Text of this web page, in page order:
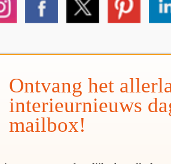
Ontvang het
interieurnieuws
mailbox!